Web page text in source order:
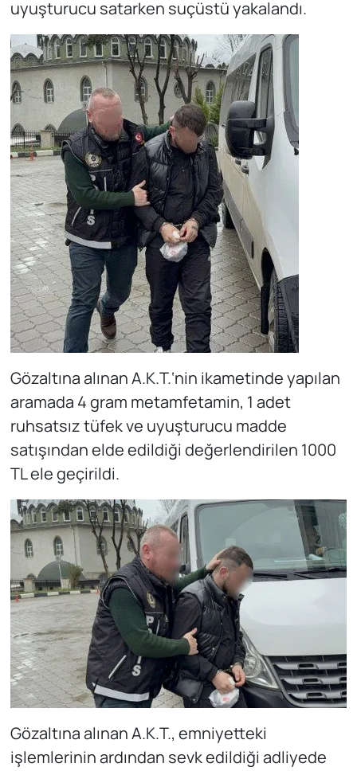
uyuşturucu satarken suçüstü yakalandı.
Gözaltına alınan A.K.T.‘nin ikametinde yapılan
aramada 4 gram metamfetamin, 1 adet
ruhsatsız tüfek ve uyuşturucu madde
satışından elde edildiği değerlendirilen 1000
TL ele geçirildi.
Gözaltına alınan A.K.T., emniyetteki
işlemlerinin ardından sevk edildiği adliyede